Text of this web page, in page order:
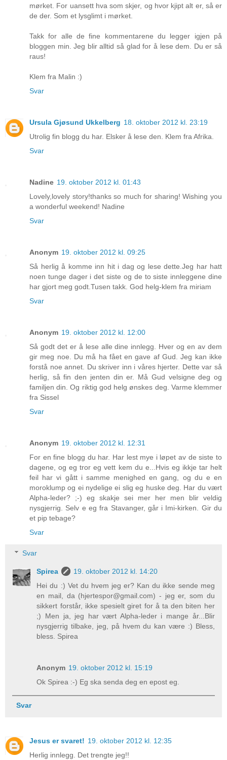
mørket. For uansett hva som skjer, og hvor kjipt alt er, så er
de der. Som et lysglimt i mørket.
Takk for alle de fine kommentarene du legger igjen på
bloggen min. Jeg blir alltid så glad for å lese dem. Du er så
raus!
Klem fra Malin :)
Svar
Ursula Gjøsund Ukkelberg 18. oktober 2012 kl. 23:19
Utrolig fin blogg du har. Elsker å lese den. Klem fra Afrika.
Svar
Nadine 19. oktober 2012 kl. 01:43
Lovely,lovely story!thanks so much for sharing! Wishing you
a wonderful weekend! Nadine
Svar
Anonym 19. oktober 2012 kl. 09:25
Så herlig å komme inn hit i dag og lese dette.Jeg har hatt
noen tunge dager i det siste og de to siste innleggene dine
har gjort meg godt.Tusen takk. God helg-klem fra miriam
Svar
Anonym 19. oktober 2012 kl. 12:00
Så godt det er å lese alle dine innlegg. Hver og en av dem
gir meg noe. Du må ha fået en gave af Gud. Jeg kan ikke
forstå noe annet. Du skriver inn i våres hjerter. Dette var så
herlig, så fin den jenten din er. Må Gud velsigne deg og
familjen din. Og riktig god helg ønskes deg. Varme klemmer
fra Sissel
Svar
Anonym 19. oktober 2012 kl. 12:31
For en fine blogg du har. Har lest mye i løpet av de siste to
dagene, og eg tror eg vett kem du e...Hvis eg ikkje tar helt
feil har vi gått i samme menighed en gang, og du e en
moroklump og ei nydelige ei slig eg huske deg. Har du vært
Alpha-leder? ;-) eg skakje sei mer her men blir veldig
nysgjerrig. Selv e eg fra Stavanger, går i Imi-kirken. Gir du
et pip tebage?
Svar
Svar
Spirea
19. oktober 2012 kl. 14:20
Hei du :) Vet du hvem jeg er? Kan du ikke sende meg
en mail, da (hjertespor@gmail.com) - jeg er, som du
sikkert forstår, ikke spesielt giret for å ta den biten her
;) Men ja, jeg har vært Alpha-leder i mange år...Blir
nysgjerrig tilbake, jeg, på hvem du kan være :) Bless,
bless. Spirea
Anonym 19. oktober 2012 kl. 15:19
Ok Spirea :-) Eg ska senda deg en epost eg.
Svar
Jesus er svaret! 19. oktober 2012 kl. 12:35
Herlig innlegg. Det trengte jeg!!